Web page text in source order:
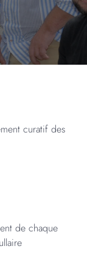
curatif des
de chaque